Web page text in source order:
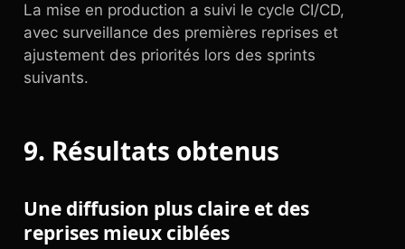
La mise en production a suivi le cycle CI/CD,
avec surveillance des premières reprises et
ajustement des priorités lors des sprints
suivants.
9. Résultats obtenus
Une diffusion plus claire et des
reprises mieux ciblées